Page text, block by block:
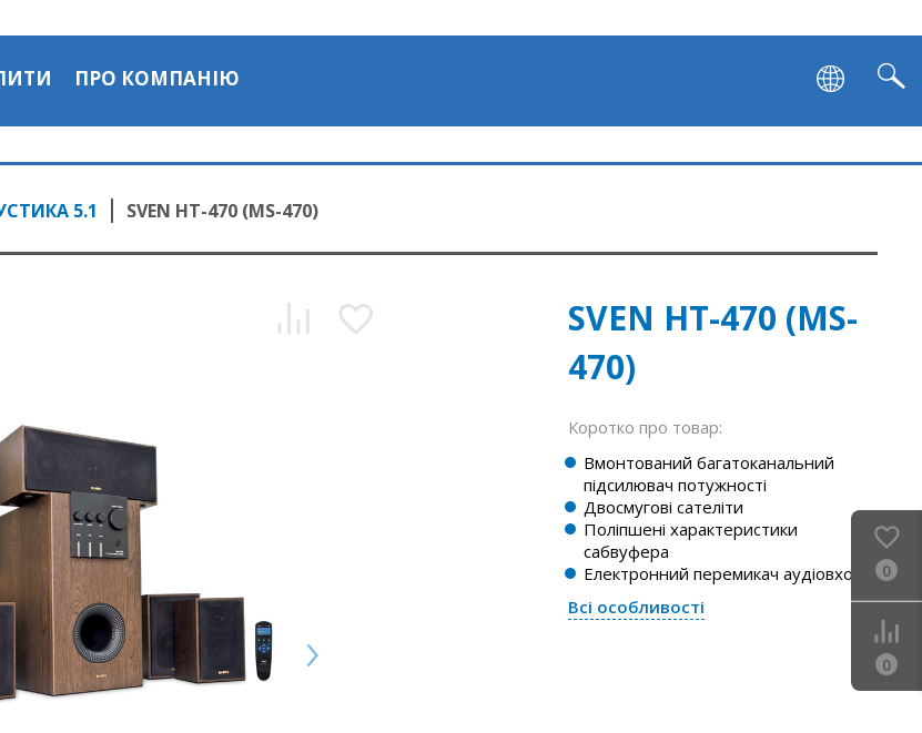
ПРО КОМПАНІЮ
5.1 SVEN HT-470 (MS-470)
SVEN HT-470 (MS-
470)
Коротко про товар:
Вмонтований багатоканальний
підсилювач потужності
Двосмугові сателіти
Поліпшені характеристики
сабвуфера
Електронний перемикач аудіовходів
Всі особливості
0
0